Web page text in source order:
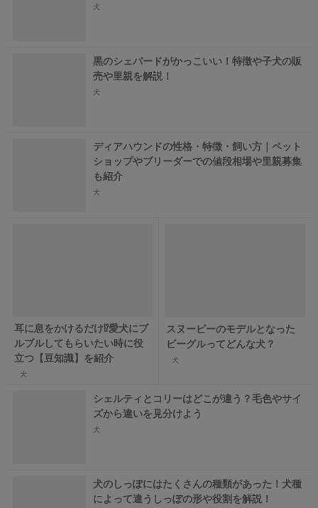
犬
黒のシェパードがかっこいい！特徴や子犬の販
売や里親を解説！
犬
ディアハウンドの性格・特徴・飼い方｜ペット
ショップやブリーダーでの値段相場や里親募集
も紹介
犬
耳に息をかけるだけ⁉愛犬にブ
ルブルしてもらいたい時に役
立つ【豆知識】を紹介
犬
スヌーピーのモデルとなった
ビーグルってどんな犬？
犬
シェルティとコリーはどこが違う？毛色やサイ
ズから違いを見分けよう
犬
犬のしっぽにはたくさんの種類があった！犬種
によって違うしっぽの形や役割を解説！